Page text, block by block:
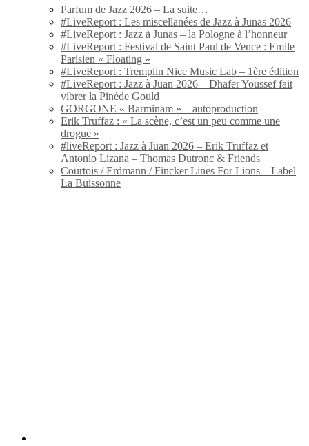
Parfum de Jazz 2026 – La suite…
#LiveReport : Les miscellanées de Jazz à Junas 2026
#LiveReport : Jazz à Junas – la Pologne à l’honneur
#LiveReport : Festival de Saint Paul de Vence : Emile
Parisien « Floating »
#LiveReport : Tremplin Nice Music Lab – 1ère édition
#LiveReport : Jazz à Juan 2026 – Dhafer Youssef fait
vibrer la Pinède Gould
GORGONE « Barminam » – autoproduction
Erik Truffaz : « La scène, c’est un peu comme une
drogue »
#liveReport : Jazz à Juan 2026 – Erik Truffaz et
Antonio Lizana – Thomas Dutronc & Friends
Courtois / Erdmann / Fincker Lines For Lions – Label
La Buissonne